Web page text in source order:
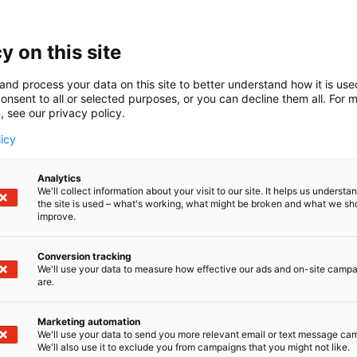
Oy – 30 vuotta ajoneuvotekniikan ja
Oy juhlii 30-vuotista taivaltaan
valmistaja, jakelija ja maahantuoja, joka toimittaa
teollisuuteen, ajoneuvoihin ja
eurooppalaisia valmistajia: Aurora (ajoneuvojen
E-T-A (sähkönsuojalaitteet ja
Bedia (tarkat anturit ajoneuvoihin) ja
Yhdistämme vahvan teknisen osaamisen,
palvelun – luotettavasti jo vuodesta 1995.
on this site
process your data on this site to better understand how it is
to all or selected purposes, or you can decline them all. For
see our privacy policy.
Analytics
We'll collect information about your visit to our site. It helps us
the site is used – what's working, what might be broken and what we
improve.
Conversion tracking
We'll use your data to measure how effective our ads and on-site
are.
Marketing automation
We'll use your data to send you more relevant email or text message
We'll also use it to exclude you from campaigns that you might not like.